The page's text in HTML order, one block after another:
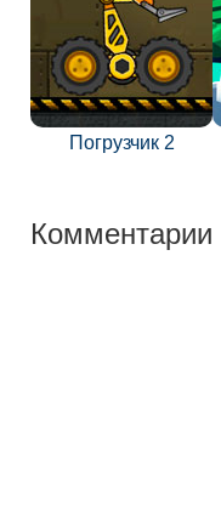
Погрузчик 2
Комментарии